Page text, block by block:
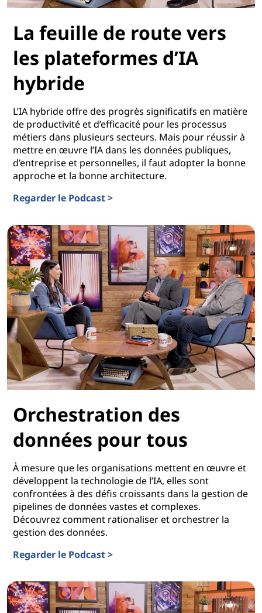
La feuille de route vers
les plateformes d’IA
hybride
L’IA hybride offre des progrès significatifs en matière
de productivité et d’efficacité pour les processus
métiers dans plusieurs secteurs. Mais pour réussir à
mettre en œuvre l’IA dans les données publiques,
d’entreprise et personnelles, il faut adopter la bonne
approche et la bonne architecture.
Regarder le Podcast >
Orchestration des
données pour tous
À mesure que les organisations mettent en œuvre et
développent la technologie de l’IA, elles sont
confrontées à des défis croissants dans la gestion de
pipelines de données vastes et complexes.
Découvrez comment rationaliser et orchestrer la
gestion des données.
Regarder le Podcast >